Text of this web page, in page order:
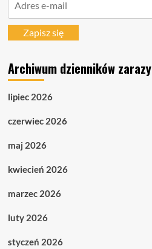
mailZapisz się
Archiwum dzienników zarazy
lipiec 2026
czerwiec 2026
maj 2026
kwiecień 2026
marzec 2026
luty 2026
styczeń 2026